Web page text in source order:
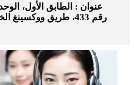
رقم 433، طريق